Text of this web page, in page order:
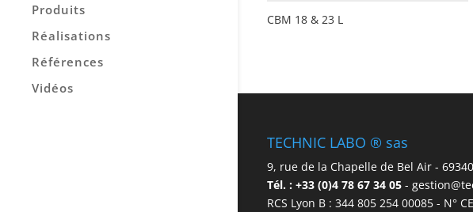
Produits
Réalisations
Références
Vidéos
CBM 18 & 23 L
TECHNIC LABO ® sas
9, rue de la Chapelle de Bel Air -
Tél. : +33 (0)4 78 67 34 05 -
RCS Lyon B : 344 805 254 00085 - N°